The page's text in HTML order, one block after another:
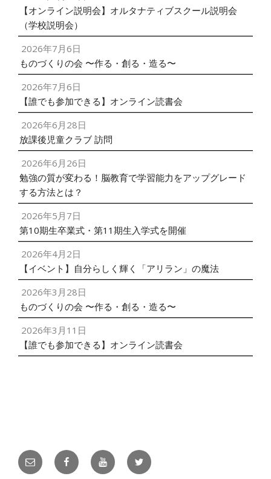
【オンライン説明会】オルタナティブスクール説明会
（学校説明会）
2026年7月6日
ものづくりの会 〜作る・創る・造る〜
2026年7月6日
【誰でも参加できる】オンライン読書会
2026年6月28日
放課後児童クラブ 訪問
2026年6月26日
勉強の質が変わる！脳教育で学習能力をアップグレード
する方法とは？
2026年5月7日
第10期生卒業式・第11期生入学式を開催
2026年4月2日
【イベント】自分らしく輝く「アリラン」の魔法
2026年3月28日
ものづくりの会 〜作る・創る・造る〜
2026年3月11日
【誰でも参加できる】オンライン読書会
メ
ー
facebookYouTubetwitter